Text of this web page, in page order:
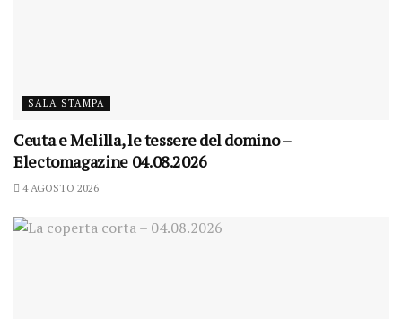
SALA STAMPA
Ceuta e Melilla, le tessere del domino –
Electomagazine 04.08.2026
4 AGOSTO 2026